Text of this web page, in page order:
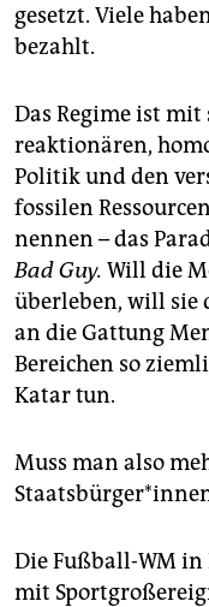
gesetzt. Viele
bezahlt.
Das Regime ist mit
reaktionären,
Politik und den
fossilen
nennen – das
Bad Guy. Will die
überleben, will sie
an die Gattung
Bereichen so
Katar tun.
Muss man also
Die Fußball-WM
mit